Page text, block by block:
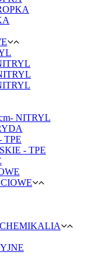
NITRYL
TPE
- TPE